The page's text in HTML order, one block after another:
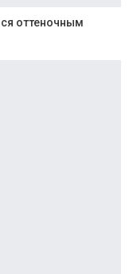
оттеночным